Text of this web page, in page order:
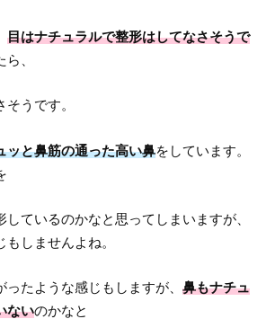
目はナチュラルで整形はしてなさそうで
、
うです。
ッと鼻筋の通った高い鼻をしています。
しているのかなと思ってしまいますが、
しませんよね。
ったような感じもしますが、鼻もナチュ
ないのかなと